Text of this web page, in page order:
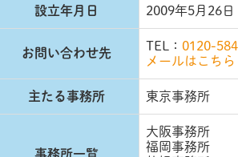
設立年月日 2009年5月26日
お問い合わせ先
TEL： 0120-
メールはこちら
主たる事務所 東京事務所
事務所一覧
大阪事務所
福岡事務所